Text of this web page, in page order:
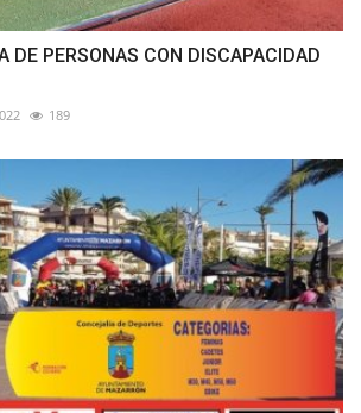
DE PERSONAS CON DISCAPACIDAD
189